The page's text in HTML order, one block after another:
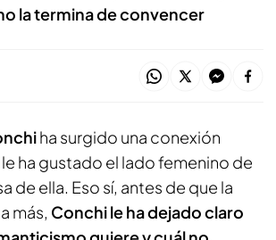
la termina de convencer
ha surgido una conexión
ha gustado el lado femenino de
de ella. Eso sí, antes de que la
más, Conchi le ha dejado claro